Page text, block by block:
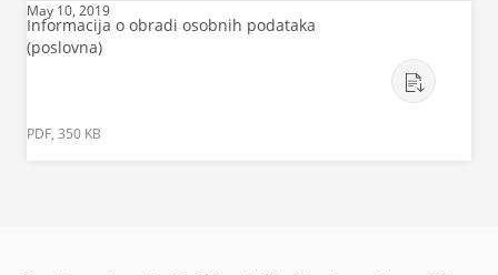
May 10, 2019
Informacija o obradi osobnih podataka
(poslovna)
PDF, 350 KB